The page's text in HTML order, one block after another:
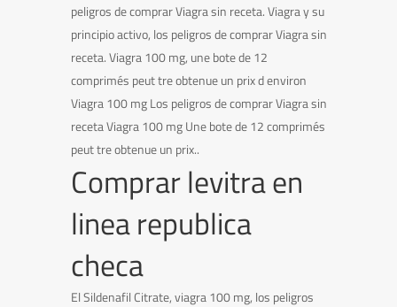
peligros de comprar Viagra sin receta. Viagra y su
principio activo, los peligros de comprar Viagra sin
receta. Viagra 100 mg, une bote de 12
comprimés peut tre obtenue un prix d environ
Viagra 100 mg Los peligros de comprar Viagra sin
receta Viagra 100 mg Une bote de 12 comprimés
peut tre obtenue un prix..
Comprar levitra en
linea republica
checa
El Sildenafil Citrate, viagra 100 mg, los peligros